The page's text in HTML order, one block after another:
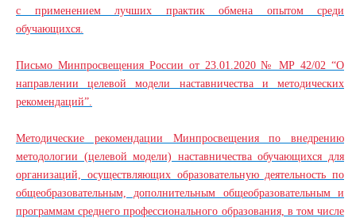
с применением лучших практик обмена опытом среди
обучающихся.
Письмо Минпросвещения России от 23.01.2020 № МР 42/02 “О
направлении целевой модели наставничества и методических
рекомендаций”.
Методические рекомендации Минпросвещения по внедрению
методологии (целевой модели) наставничества обучающихся для
организаций, осуществляющих образовательную деятельность по
общеобразовательным, дополнительным общеобразовательным и
программам среднего профессионального образования, в том числе